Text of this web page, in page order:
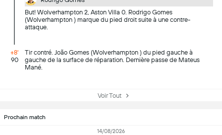
But! Wolverhampton 2, Aston Villa 0. Rodrigo Gomes
(Wolverhampton ) marque du pied droit suite à une contre-
attaque.
+8'
90
Tir contré. João Gomes (Wolverhampton ) du pied gauche à
gauche de la surface de réparation. Dernière passe de Mateus
Mané.
Voir Tout
Prochain match
14/08/2026